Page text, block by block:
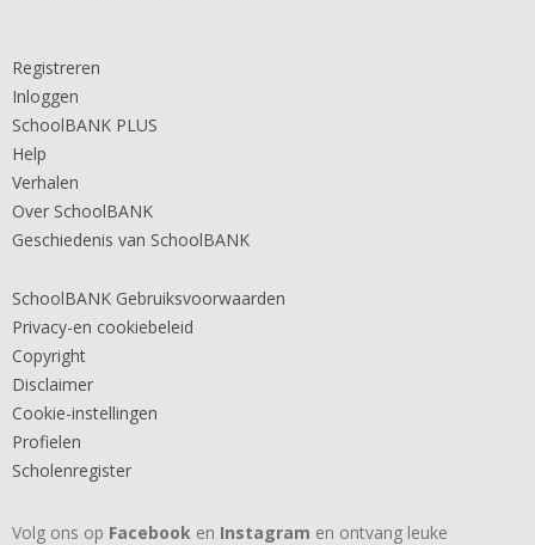
Registreren
Inloggen
SchoolBANK PLUS
Help
Verhalen
Over SchoolBANK
Geschiedenis van SchoolBANK
SchoolBANK Gebruiksvoorwaarden
Privacy-en cookiebeleid
Copyright
Disclaimer
Cookie-instellingen
Profielen
Scholenregister
Volg ons op Facebook en Instagram en ontvang leuke